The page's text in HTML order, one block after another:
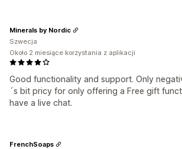
Good functionality and support. Only
´s bit pricy for only offering a Free gift
have a live chat.
Minerals by Nordic
Szwecja
Około 2 miesiące korzystania z aplikacji
FrenchSoaps